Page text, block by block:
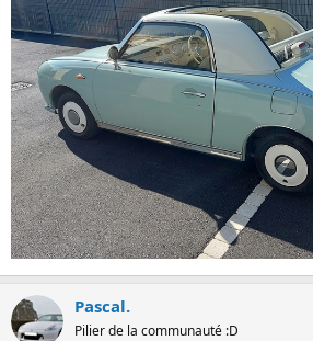
Pascal.
Pilier de la communauté :D